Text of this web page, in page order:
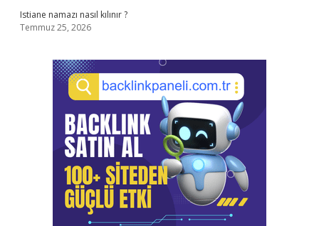
Istiane namazı nasıl kılınır ?
Temmuz 25, 2026